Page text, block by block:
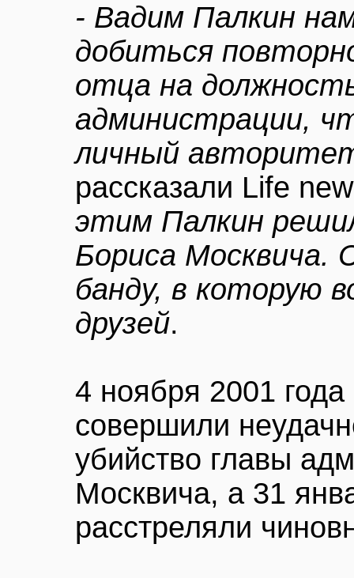
- Вадим Палкин
добиться
отца на
администрации,
личный
рассказали Life
этим Палкин
Бориса Москвича.
банду, в которую
друзей.
4 ноября 2001
совершили
убийство главы
Москвича, а 31
расстреляли